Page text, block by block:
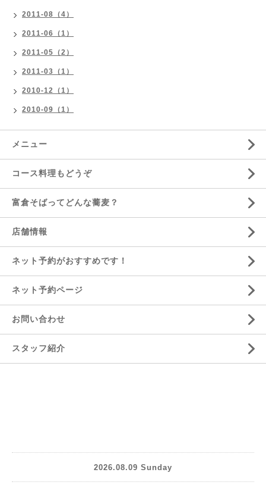
2011-08（4）
2011-06（1）
2011-05（2）
2011-03（1）
2010-12（1）
2010-09（1）
メニュー
コース料理もどうぞ
富倉そばってどんな蕎麦？
店舗情報
ネット予約がおすすめです！
ネット予約ページ
お問い合わせ
スタッフ紹介
2026.08.09 Sunday